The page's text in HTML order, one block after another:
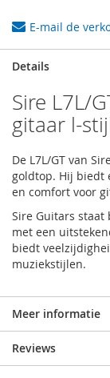
E-mail de
Details
Sire L7L/
gitaar l-
De L7L/GT van
goldtop. Hij biedt
en comfort voor
Sire Guitars
met een
biedt
muziekstijlen.
Meer informatie
Reviews